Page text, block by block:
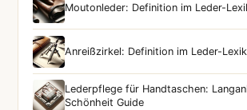
Moutonleder: Definition im Leder-
Anreißzirkel: Definition im Leder-
Lederpflege für Handtaschen:
Schönheit Guide